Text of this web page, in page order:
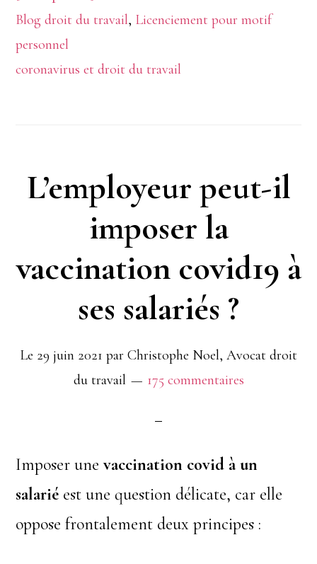
proposL’illégalité
certains
salariés
Blog droit du travail, Licenciement pour motif
personnel
coronavirus et droit du travail
L’employeur peut-il
imposer la
vaccination covid19 à
ses salariés ?
Le 29 juin 2021 par Christophe Noel, Avocat droit
du travail
175 commentaires
Imposer unevaccination covid à un
salarié est une question délicate, car elle
oppose frontalement deux principes :